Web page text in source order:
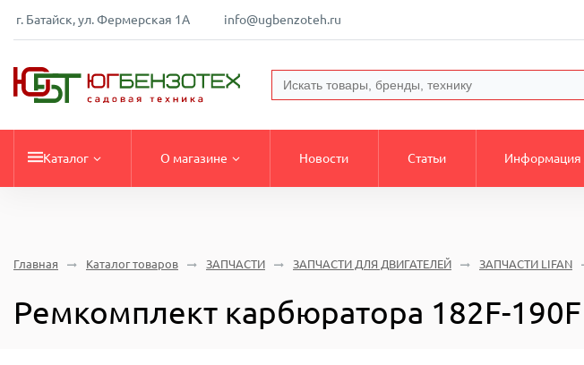
г. Батайск, ул. Фермерская 1А info@ugbenzoteh.ru
Каталог О магазине Новости Статьи Информация
Главная Каталог товаров ЗАПЧАСТИ ЗАПЧАСТИ ДЛЯ ДВИГАТЕЛЕЙ ЗАПЧАСТИ LIFAN
Ремкомплект карбюратора 182F-190F